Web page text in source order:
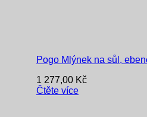
Pogo Mlýnek na sůl,
1 277,00 Kč
Čtěte více